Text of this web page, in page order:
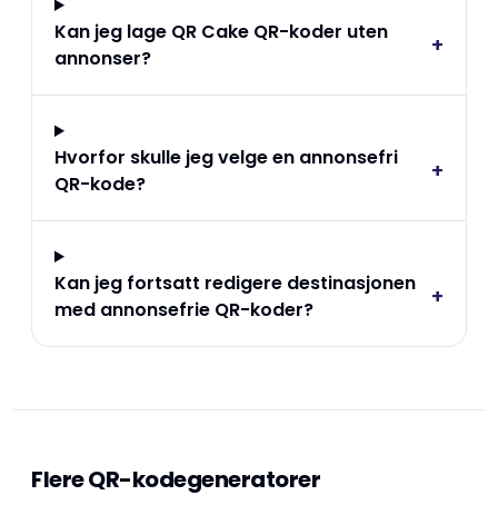
Kan jeg lage QR Cake QR-koder uten
annonser?
+
Hvorfor skulle jeg velge en annonsefri
QR-kode?
+
Kan jeg fortsatt redigere destinasjonen
med annonsefrie QR-koder?
+
Flere QR-kodegeneratorer